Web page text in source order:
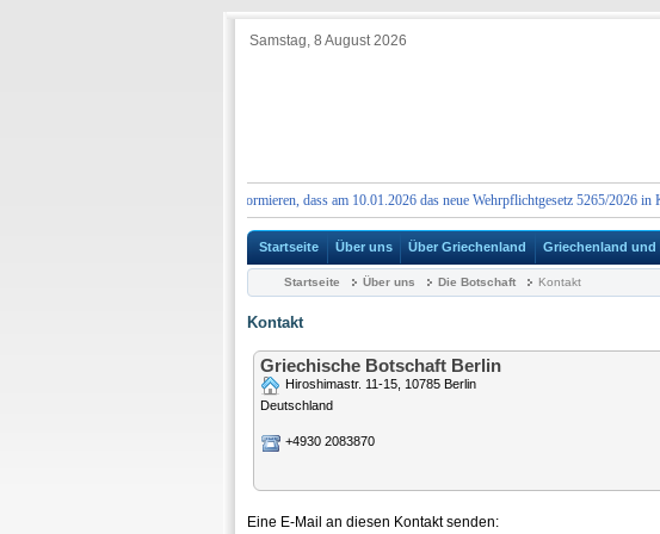
Samstag, 8 August 2026
Wir möchten Sie darüber informieren, dass am 10.01.2026 das neue Wehrpflichtgesetz 5265/2026 in
Startseite Über uns Über Griechenland Griechenland und
Startseite Über uns Die Botschaft Kontakt
Kontakt
Griechische Botschaft Berlin
Hiroshimastr. 11-15, 10785 Berlin
Deutschland
+4930 2083870
Eine E-Mail an diesen Kontakt senden: